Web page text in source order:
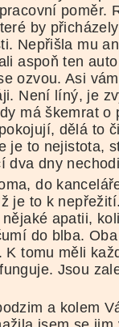
poměr.
by
Nepřišla mu
aspoň ten
ozvou. Asi
Není líný, je
má škemrat o
dělá to
je to nejistota,
dva dny
do
je to k
apatii,
do blba.
K tomu měli
Jsou
a kolem